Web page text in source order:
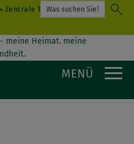
Zentrale Terminvergabe
MENÜ